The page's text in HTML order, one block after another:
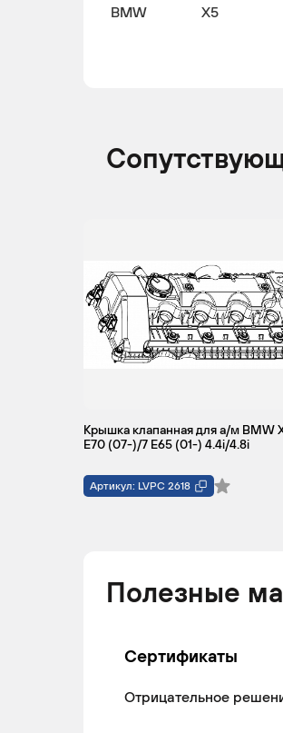
BMW X5
Крышка клапанная для а/м BMW
E70 (07-)/7 E65 (01-) 4.4i/4.8i
Артикул: LVPC 2618
Полезные
Сертификаты
Отрицательное